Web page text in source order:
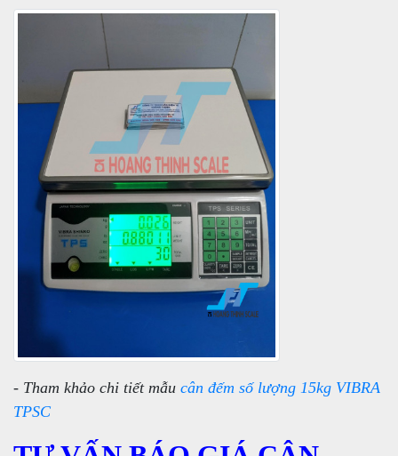
- Tham khảo chi tiết mẫu cân đếm số lượng 15kg VIBRA
TPSC